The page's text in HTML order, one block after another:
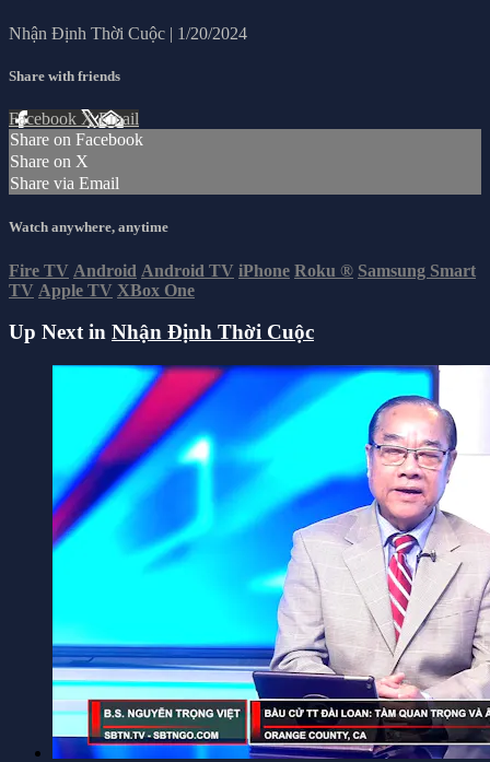
Nhận Định Thời Cuộc | 1/20/2024
Share with friends
Facebook XEmail
Share on Facebook
Share on X
Share via Email
Watch anywhere, anytime
Fire TV Android Android TV iPhone Roku ® Samsung Smart
TV Apple TV XBox One
Up Next in Nhận Định Thời Cuộc